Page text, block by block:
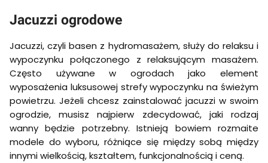
Jacuzzi ogrodowe
Jacuzzi, czyli basen z hydromasażem, służy do relaksu i
wypoczynku połączonego z relaksującym masażem.
Często używane w ogrodach jako element
wyposażenia luksusowej strefy wypoczynku na świeżym
powietrzu. Jeżeli chcesz zainstalować jacuzzi w swoim
ogrodzie, musisz najpierw zdecydować, jaki rodzaj
wanny będzie potrzebny. Istnieją bowiem rozmaite
modele do wyboru, różniące się między sobą między
innymi wielkością, kształtem, funkcjonalnością i ceną.